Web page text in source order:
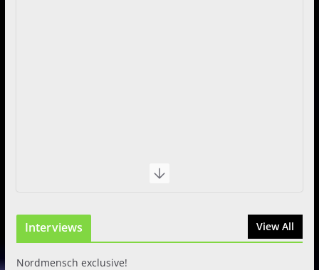
Interviews View All
Nordmensch exclusive!